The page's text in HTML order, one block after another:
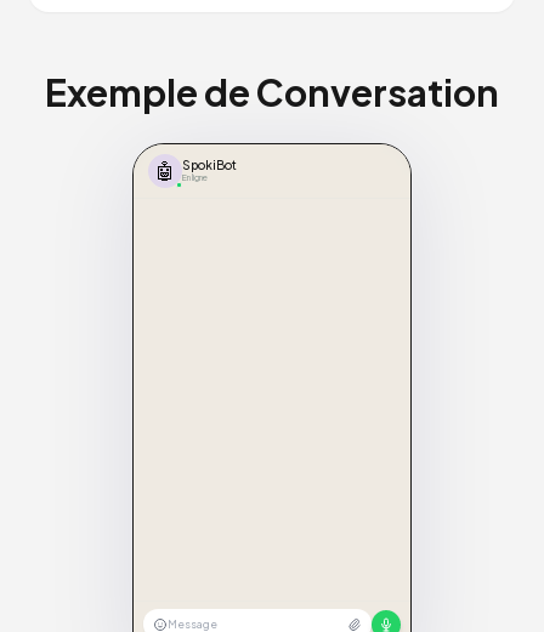
Exemple de Conversation
🤖 SpokiBot
En ligne
Message